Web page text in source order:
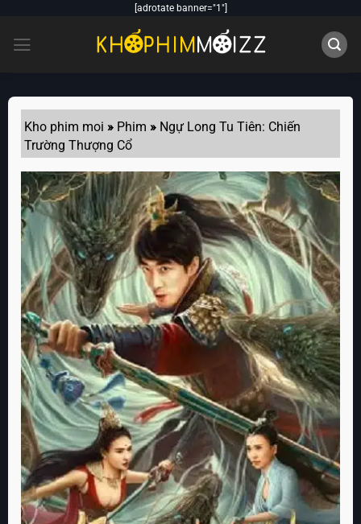
content
[adrotate banner="1"]
Kho phim moi » Phim » Ngự Long Tu Tiên: Chiến
Trường Thượng Cổ